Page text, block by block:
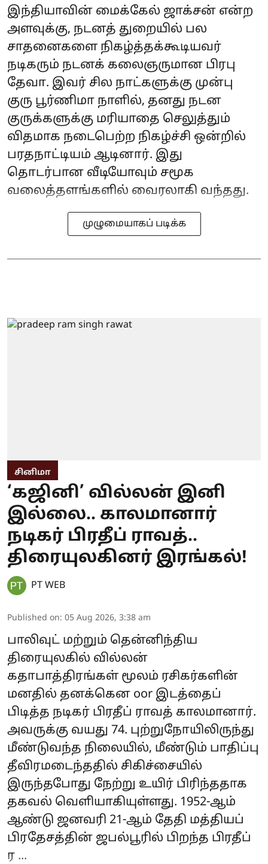
இந்தியாவின் மைக்கேல் ஜாக்சன் என்ற
அளவுக்கு, நடனத் துறையில் பல
சாதனைகளை நிகழ்த்தக்கூடியவர்
நடிகரும் நடனக் கலைஞருமான பிரபு
தேவா. இவர் சில நாட்களுக்கு முன்பு
குரு பூர்ணிமா நாளில், தனது நடன
குருக்களுக்கு மரியாதை செலுத்தும்
விதமாக நடைபெற்ற நிகழ்ச்சி ஒன்றில்
பரதநாட்டியம் ஆடினார். இது
தொடர்பான வீடியோவும் சமூக
வலைத்தளங்களில் வைரலாகி வந்தது.
முழுமையாகப் படிக்க
சினிமா
‘கஜினி’ வில்லன் இனி
இல்லை.. காலமானார்
நடிகர் பிரதீப் ராவத்..
திரையுலகினர் இரங்கல்!
PT WEB
Published on: 05 Aug 2026, 3:38 am
பாலிவுட் மற்றும் தென்னிந்திய
திரையுலகில் வில்லன்
கதாபாத்திரங்கள் மூலம் ரசிகர்களின்
மனதில் தனக்கென oor இடத்தைப்
பிடித்த நடிகர் பிரதீப் ராவத் காலமானார்.
அவருக்கு வயது 74. புற்றுநோயிலிருந்து
மீண்டுவந்த நிலையில், மீண்டும் பாதிப்பு
தீவிரமடைந்ததில் சிகிச்சையில்
இருந்தபோது நேற்று உயிர் பிரிந்ததாக
தகவல் வெளியாகியுள்ளது. 1952-ஆம்
ஆண்டு ஜனவரி 21-ஆம் தேதி மத்தியப்
பிரதேசத்தின் ஜபல்பூரில் பிறந்த பிரதீப்
ர ...